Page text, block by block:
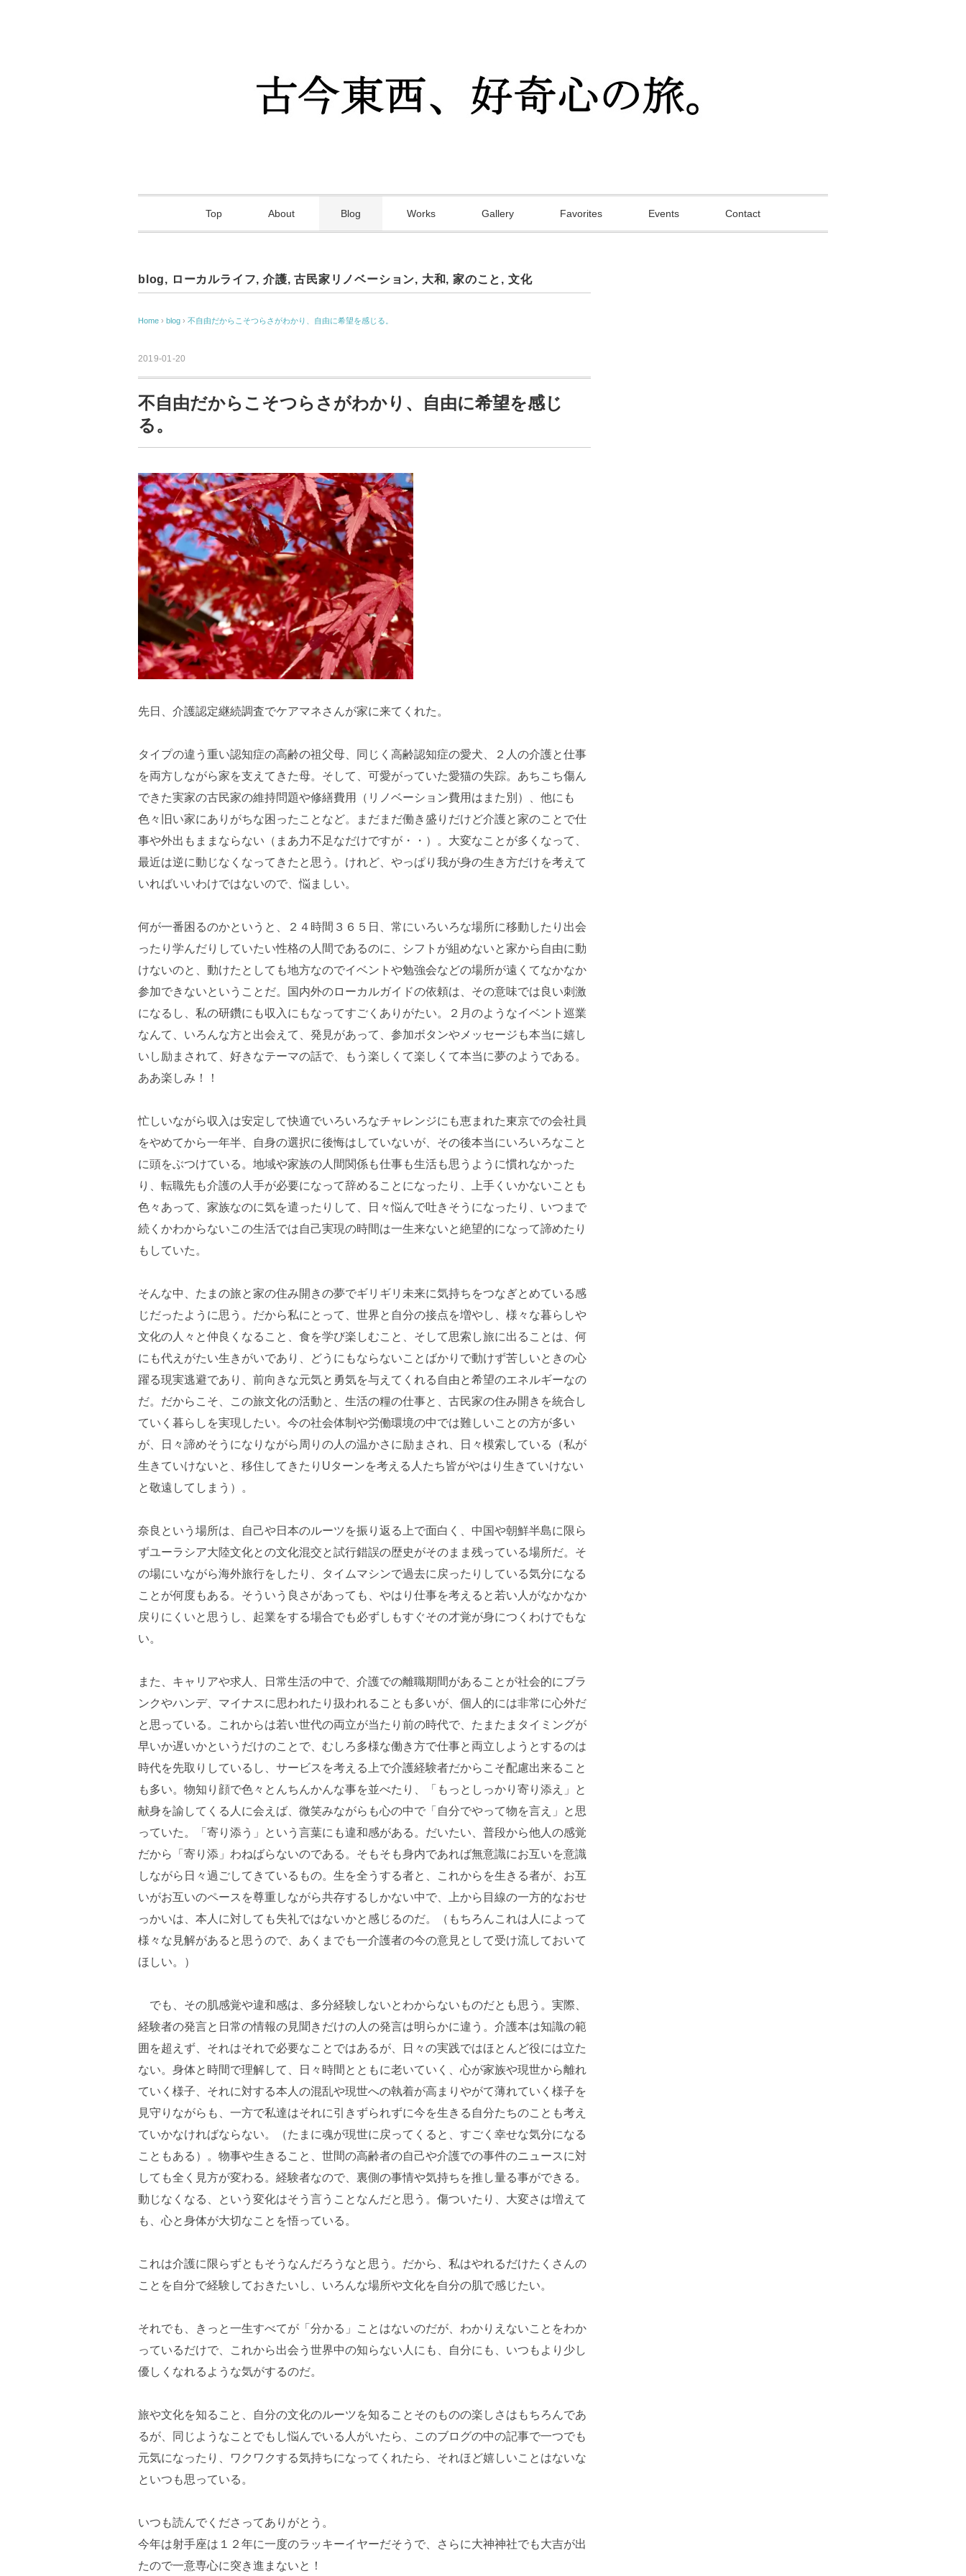
Top About Blog Works Gallery Favorites Events Contact
blog, ローカルライフ,介護,古民家リノベーション, 大和,家のこと , 文化
Home › blog › 不自由だからこそつらさがわかり、自由に希望を感じる。
2019-01-20
不自由だからこそつらさがわかり、自由に希望を感じ
る。
先日、介護認定継続調査でケアマネさんが家に来てくれた。
タイプの違う重い認知症の高齢の祖父母、同じく高齢認知症の愛犬、２人の介護と仕事
を両方しながら家を支えてきた母。そして、可愛がっていた愛猫の失踪。あちこち傷ん
できた実家の古民家の維持問題や修繕費用（リノベーション費用はまた別）、他にも
色々旧い家にありがちな困ったことなど。まだまだ働き盛りだけど介護と家のことで仕
事や外出もままならない（まあ力不足なだけですが・・）。大変なことが多くなって、
最近は逆に動じなくなってきたと思う。けれど、やっぱり我が身の生き方だけを考えて
いればいいわけではないので、悩ましい。
何が一番困るのかというと、２４時間３６５日、常にいろいろな場所に移動したり出会
ったり学んだりしていたい性格の人間であるのに、シフトが組めないと家から自由に動
けないのと、動けたとしても地方なのでイベントや勉強会などの場所が遠くてなかなか
参加できないということだ。国内外のローカルガイドの依頼は、その意味では良い刺激
になるし、私の研鑽にも収入にもなってすごくありがたい。２月のようなイベント巡業
なんて、いろんな方と出会えて、発見があって、参加ボタンやメッセージも本当に嬉し
いし励まされて、好きなテーマの話で、もう楽しくて楽しくて本当に夢のようである。
ああ楽しみ！！
忙しいながら収入は安定して快適でいろいろなチャレンジにも恵まれた東京での会社員
をやめてから一年半、自身の選択に後悔はしていないが、その後本当にいろいろなこと
に頭をぶつけている。地域や家族の人間関係も仕事も生活も思うように慣れなかった
り、転職先も介護の人手が必要になって辞めることになったり、上手くいかないことも
色々あって、家族なのに気を遣ったりして、日々悩んで吐きそうになったり、いつまで
続くかわからないこの生活では自己実現の時間は一生来ないと絶望的になって諦めたり
もしていた。
そんな中、たまの旅と家の住み開きの夢でギリギリ未来に気持ちをつなぎとめている感
じだったように思う。だから私にとって、世界と自分の接点を増やし、様々な暮らしや
文化の人々と仲良くなること、食を学び楽しむこと、そして思索し旅に出ることは、何
にも代えがたい生きがいであり、どうにもならないことばかりで動けず苦しいときの心
躍る現実逃避であり、前向きな元気と勇気を与えてくれる自由と希望のエネルギーなの
だ。だからこそ、この旅文化の活動と、生活の糧の仕事と、古民家の住み開きを統合し
ていく暮らしを実現したい。今の社会体制や労働環境の中では難しいことの方が多い
が、日々諦めそうになりながら周りの人の温かさに励まされ、日々模索している（私が
生きていけないと、移住してきたりUターンを考える人たち皆がやはり生きていけない
と敬遠してしまう）。
奈良という場所は、自己や日本のルーツを振り返る上で面白く、中国や朝鮮半島に限ら
ずユーラシア大陸文化との文化混交と試行錯誤の歴史がそのまま残っている場所だ。そ
の場にいながら海外旅行をしたり、タイムマシンで過去に戻ったりしている気分になる
ことが何度もある。そういう良さがあっても、やはり仕事を考えると若い人がなかなか
戻りにくいと思うし、起業をする場合でも必ずしもすぐその才覚が身につくわけでもな
い。
また、キャリアや求人、日常生活の中で、介護での離職期間があることが社会的にブラ
ンクやハンデ、マイナスに思われたり扱われることも多いが、個人的には非常に心外だ
と思っている。これからは若い世代の両立が当たり前の時代で、たまたまタイミングが
早いか遅いかというだけのことで、むしろ多様な働き方で仕事と両立しようとするのは
時代を先取りしているし、サービスを考える上で介護経験者だからこそ配慮出来ること
も多い。物知り顔で色々とんちんかんな事を並べたり、「もっとしっかり寄り添え」と
献身を諭してくる人に会えば、微笑みながらも心の中で「自分でやって物を言え」と思
っていた。「寄り添う」という言葉にも違和感がある。だいたい、普段から他人の感覚
だから「寄り添」わねばらないのである。そもそも身内であれば無意識にお互いを意識
しながら日々過ごしてきているもの。生を全うする者と、これからを生きる者が、お互
いがお互いのペースを尊重しながら共存するしかない中で、上から目線の一方的なおせ
っかいは、本人に対しても失礼ではないかと感じるのだ。（もちろんこれは人によって
様々な見解があると思うので、あくまでも一介護者の今の意見として受け流しておいて
ほしい。）
でも、その肌感覚や違和感は、多分経験しないとわからないものだとも思う。実際、
経験者の発言と日常の情報の見聞きだけの人の発言は明らかに違う。介護本は知識の範
囲を超えず、それはそれで必要なことではあるが、日々の実践ではほとんど役には立た
ない。身体と時間で理解して、日々時間とともに老いていく、心が家族や現世から離れ
ていく様子、それに対する本人の混乱や現世への執着が高まりやがて薄れていく様子を
見守りながらも、一方で私達はそれに引きずられずに今を生きる自分たちのことも考え
ていかなければならない。（たまに魂が現世に戻ってくると、すごく幸せな気分になる
こともある）。物事や生きること、世間の高齢者の自己や介護での事件のニュースに対
しても全く見方が変わる。経験者なので、裏側の事情や気持ちを推し量る事ができる。
動じなくなる、という変化はそう言うことなんだと思う。傷ついたり、大変さは増えて
も、心と身体が大切なことを悟っている。
これは介護に限らずともそうなんだろうなと思う。だから、私はやれるだけたくさんの
ことを自分で経験しておきたいし、いろんな場所や文化を自分の肌で感じたい。
それでも、きっと一生すべてが「分かる」ことはないのだが、わかりえないことをわか
っているだけで、これから出会う世界中の知らない人にも、自分にも、いつもより少し
優しくなれるような気がするのだ。
旅や文化を知ること、自分の文化のルーツを知ることそのものの楽しさはもちろんであ
るが、同じようなことでもし悩んでいる人がいたら、このブログの中の記事で一つでも
元気になったり、ワクワクする気持ちになってくれたら、それほど嬉しいことはないな
といつも思っている。
いつも読んでくださってありがとう。
今年は射手座は１２年に一度のラッキーイヤーだそうで、さらに大神神社でも大吉が出
たので一意専心に突き進まないと！